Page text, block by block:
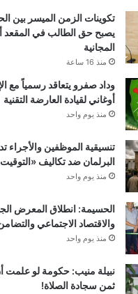
تكوينات الزمن الميسر بين
يصبح حق الطالب في المقعد
المجانية
منذ 16 ساعة
وداد صفرو يتعاقد رسمياً مع
أوغاني لقيادة العارضة التقنية
منذ يوم واحد
تنسيقية الموظفين والأجراء
البرلمان ضد تكاليف
منذ يوم واحد
الحسيمة: انطلاق المعرض
والاقتصاد الاجتماعي
منذ يوم واحد
نبيلة منيب: حكومة لو علمت
ثمن سجادة الصلاة!